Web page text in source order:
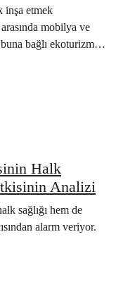
inşa etmek
mobilya ve
bağlı ekoturizm ve
bulunmaktadır.
Halk
Analizi
sağlığı hem de
alarm veriyor.